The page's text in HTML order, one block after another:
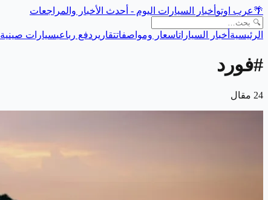
🌴عرب اوتو أخبار السيارات اليوم - أحدث الأخبار والمراجعات
الرئيسية أخبار السياراتاسعار ومواصفاتتقارير دفع رباعيسيارات صينية
#فورد
24 مقال